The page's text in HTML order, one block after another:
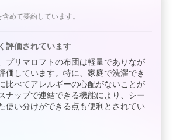
めて要約しています。
評価されています
プリマロフトの布団は軽量でありなが
価しています。特に、家庭で洗濯でき
比べてアレルギーの心配がないことが
ナップで連結できる機能により、シー
使い分けができる点も便利とされてい